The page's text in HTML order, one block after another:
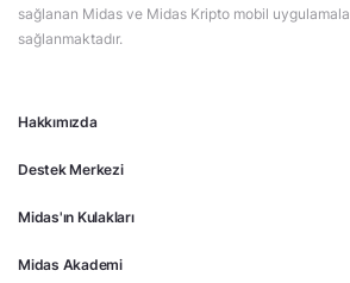
Hakkımızda
Destek Merkezi
Midas'ın Kulakları
Midas Akademi
sağlanan Midas ve Midas Kripto mobil
sağlanmaktadır.